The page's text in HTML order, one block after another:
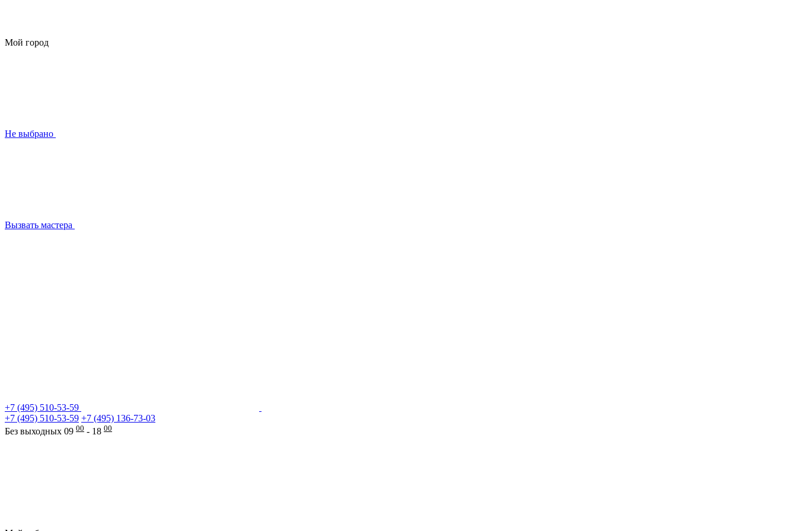
Мой город
Не выбрано
Вызвать мастера
+7 (495) 510-53-59
+7 (495) 510-53-59 +7 (495) 136-73-03
Без выходных 09 00 - 18 00